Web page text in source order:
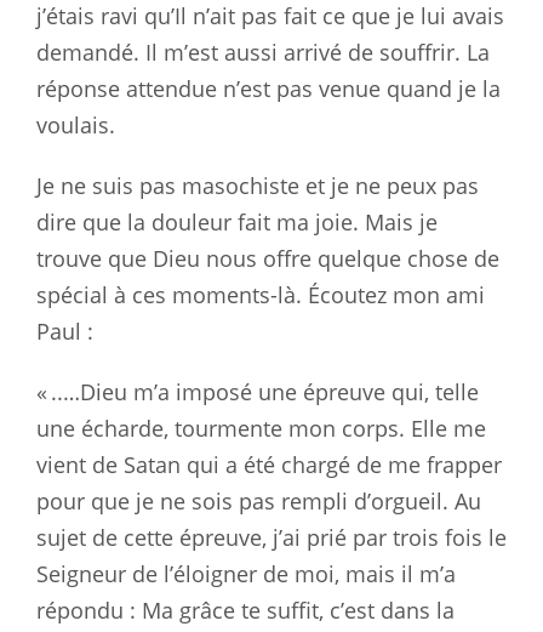
j’étais ravi qu’Il n’ait pas fait ce que je lui avais
demandé. Il m’est aussi arrivé de souffrir. La
réponse attendue n’est pas venue quand je la
voulais.
Je ne suis pas masochiste et je ne peux pas
dire que la douleur fait ma joie. Mais je
trouve que Dieu nous offre quelque chose de
spécial à ces moments-là. Écoutez mon ami
Paul :
« ..…Dieu m’a imposé une épreuve qui, telle
une écharde, tourmente mon corps. Elle me
vient de Satan qui a été chargé de me frapper
pour que je ne sois pas rempli d’orgueil. Au
sujet de cette épreuve, j’ai prié par trois fois le
Seigneur de l’éloigner de moi, mais il m’a
répondu : Ma grâce te suffit, c’est dans la